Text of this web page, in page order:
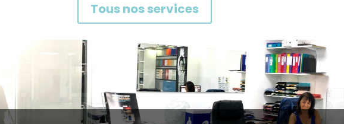
Tous nos services